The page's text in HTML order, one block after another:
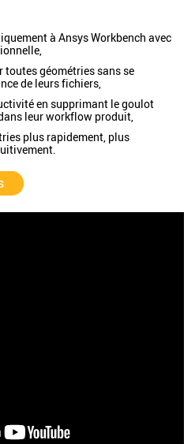
à Ansys Workbench avec
toutes géométries sans se
de leurs fichiers,
en supprimant le goulot
leur workflow produit,
plus rapidement, plus